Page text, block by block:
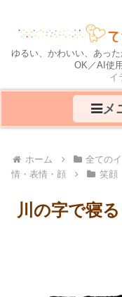
ゆるい、かわいい、あっ
OK／AI使
イ
メ
ホーム 全ての
情・表情・顔
笑顔
川の字で寝る